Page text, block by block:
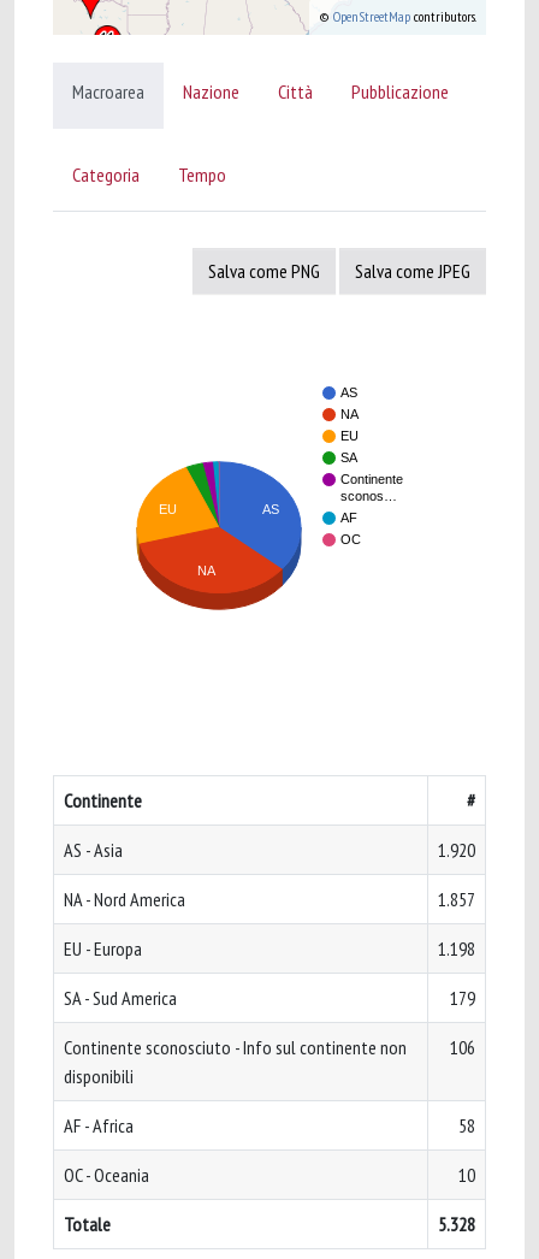
© OpenStreetMap contributors.
Macroarea Nazione Città Pubblicazione
Categoria Tempo
Salva come PNG Salva come JPEG
AS
NA
EU
SA
Continente
sconos…
AF
OC
AS
EU
NA
Continente #
AS - Asia 1.920
NA - Nord America 1.857
EU - Europa 1.198
SA - Sud America 179
Continente sconosciuto - Info sul continente non
disponibili
106
AF - Africa 58
OC - Oceania 10
Totale 5.328